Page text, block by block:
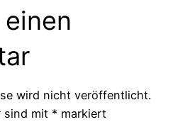
wird nicht veröffentlicht.
sind mit * markiert